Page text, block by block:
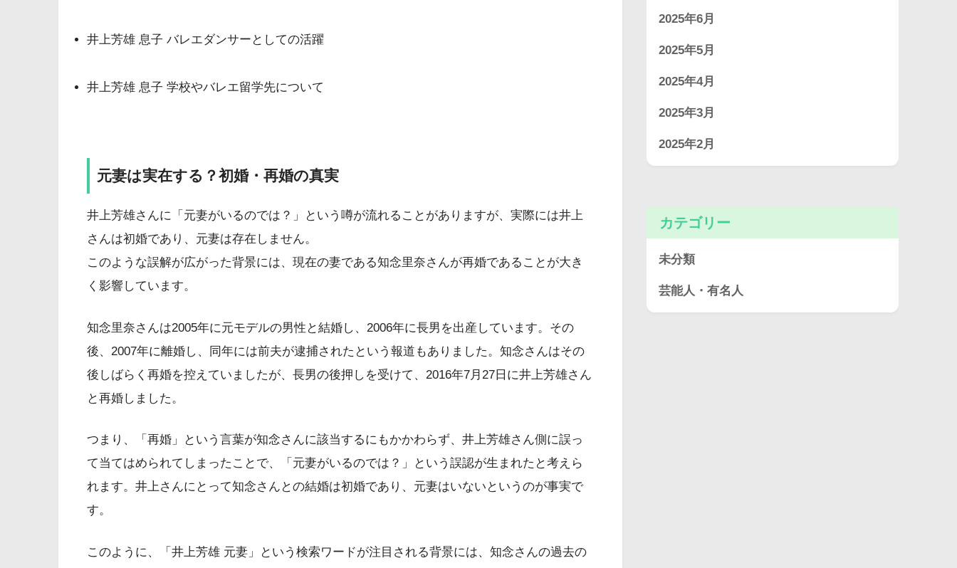
井上芳雄 息子 バレエダンサーとしての活躍
井上芳雄 息子 学校やバレエ留学先について
元妻は実在する？初婚・再婚の真実
井上芳雄さんに「元妻がいるのでは？」という噂が流れることがありますが、実際には井上
さんは初婚であり、元妻は存在しません。
このような誤解が広がった背景には、現在の妻である知念里奈さんが再婚であることが大き
く影響しています。
知念里奈さんは2005年に元モデルの男性と結婚し、2006年に長男を出産しています。その
後、2007年に離婚し、同年には前夫が逮捕されたという報道もありました。知念さんはその
後しばらく再婚を控えていましたが、長男の後押しを受けて、2016年7月27日に井上芳雄さん
と再婚しました。
つまり、「再婚」という言葉が知念さんに該当するにもかかわらず、井上芳雄さん側に誤っ
て当てはめられてしまったことで、「元妻がいるのでは？」という誤認が生まれたと考えら
れます。井上さんにとって知念さんとの結婚は初婚であり、元妻はいないというのが事実で
す。
このように、「井上芳雄 元妻」という検索ワードが注目される背景には、知念さんの過去の
2025年6月
2025年5月
2025年4月
2025年3月
2025年2月
カテゴリー
未分類
芸能人・有名人